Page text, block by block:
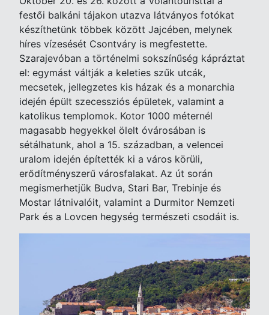
festői balkáni tájakon utazva látványos fotókat
készíthetünk többek között Jajcében, melynek
híres vízesését Csontváry is megfestette.
Szarajevóban a történelmi sokszínűség kápráztat
el: egymást váltják a keleties szűk utcák,
mecsetek, jellegzetes kis házak és a monarchia
idején épült szecessziós épületek, valamint a
katolikus templomok. Kotor 1000 méternél
magasabb hegyekkel ölelt óvárosában is
sétálhatunk, ahol a 15. században, a velencei
uralom idején építették ki a város körüli,
erődítményszerű városfalakat. Az út során
megismerhetjük Budva, Stari Bar, Trebinje és
Mostar látnivalóit, valamint a Durmitor Nemzeti
Park és a Lovcen hegység természeti csodáit is.